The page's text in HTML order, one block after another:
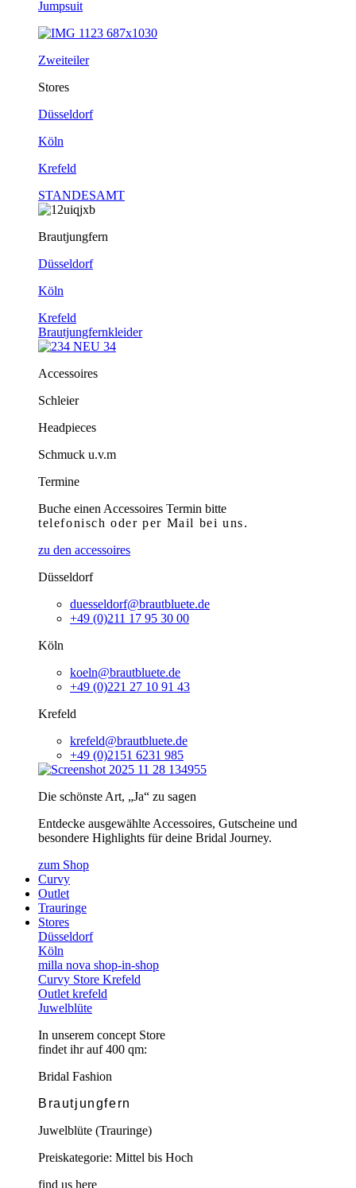
Jumpsuit
Zweiteiler
Stores
Düsseldorf
Köln
Krefeld
STANDESAMT
Brautjungfern
Düsseldorf
Köln
Krefeld
Brautjungfernkleider
Accessoires
Schleier
Headpieces
Schmuck u.v.m
Termine
Buche einen Accessoires Termin bitte
telefonischoder per Mail bei uns.
zu den accessoires
Düsseldorf
duesseldorf@brautbluete.de
+49 (0)211 17 95 30 00
Köln
koeln@brautbluete.de
+49 (0)221 27 10 91 43
Krefeld
krefeld@brautbluete.de
+49 (0)2151 6231 985
Die schönste Art, „Ja“ zu sagen
Entdecke ausgewählte Accessoires, Gutscheine und
besondere Highlights für deine Bridal Journey.
zum Shop
Curvy
Outlet
Trauringe
Stores
Düsseldorf
Köln
milla nova shop-in-shop
Curvy Store Krefeld
Outlet krefeld
Juwelblüte
In unserem concept Store
findet ihr auf 400 qm:
Bridal Fashion
Brautjungfern
Juwelblüte (Trauringe)
Preiskategorie: Mittel bis Hoch
find us here